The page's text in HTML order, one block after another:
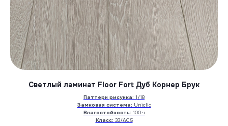
Светлый ламинат Floor Fort Дуб Корнер Брук
Паттерн рисунка: 1/18
Замковая система: Uniclic
Влагостойкость: 100 ч
Класс: 33/АС5